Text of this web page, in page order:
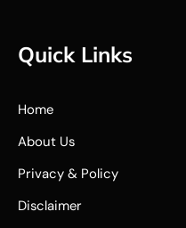
Quick Links
Home
About Us
Privacy & Policy
Disclaimer